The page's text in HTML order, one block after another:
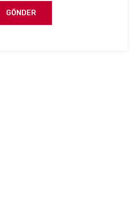
GÖNDER